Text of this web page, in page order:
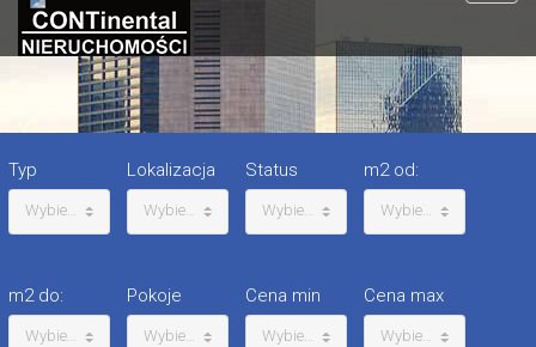
Typ
Wybierz
Lokalizacja
Wybierz
Status
Wybierz
m2 od:
Wybierz
m2 do:
Wybierz
Pokoje
Wybierz
Cena min
Wybierz
Cena max
Wybierz